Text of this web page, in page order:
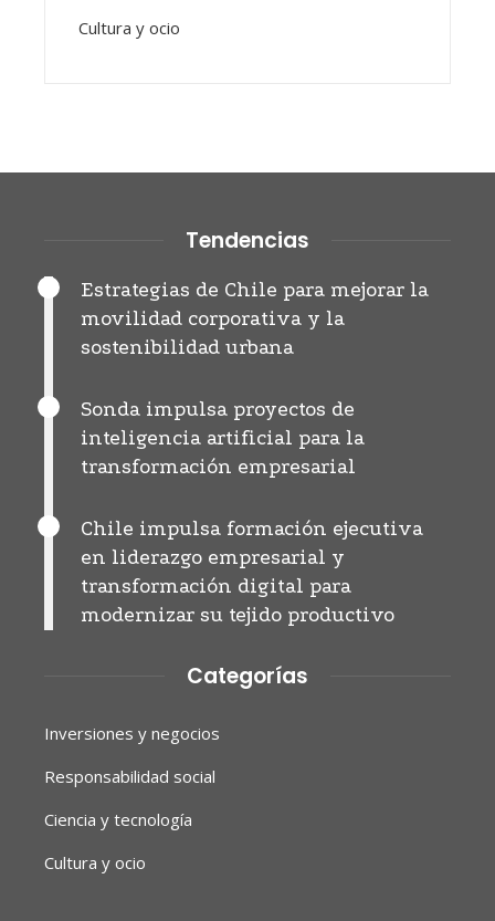
Cultura y ocio
Tendencias
Estrategias de Chile para mejorar la
movilidad corporativa y la
sostenibilidad urbana
Sonda impulsa proyectos de
inteligencia artificial para la
transformación empresarial
Chile impulsa formación ejecutiva
en liderazgo empresarial y
transformación digital para
modernizar su tejido productivo
Categorías
Inversiones y negocios
Responsabilidad social
Ciencia y tecnología
Cultura y ocio